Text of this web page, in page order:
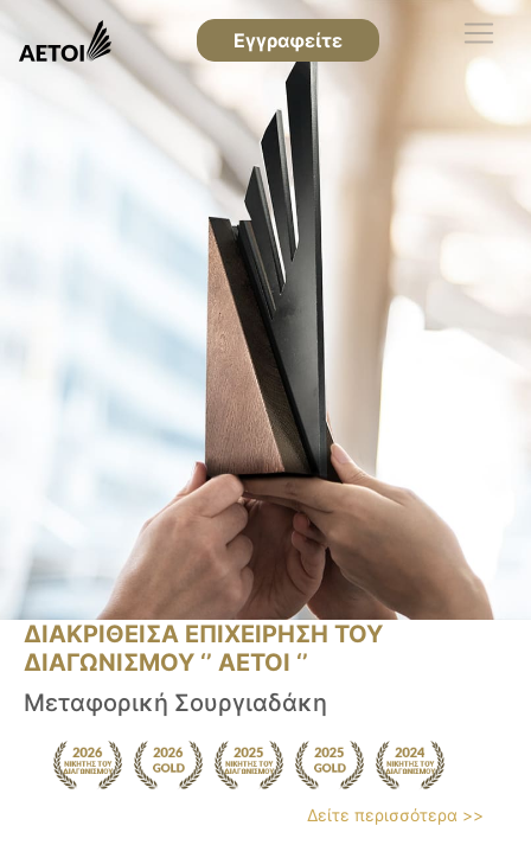
Εγγραφείτε
ΔΙΑΚΡΙΘΕΙΣΑ ΕΠΙΧΕΙΡΗΣΗ ΤΟΥ
ΔΙΑΓΩΝΙΣΜΟΥ ‘’ ΑΕΤΟΙ ‘’
Μεταφορική Σουργιαδάκη
Δείτε περισσότερα >>